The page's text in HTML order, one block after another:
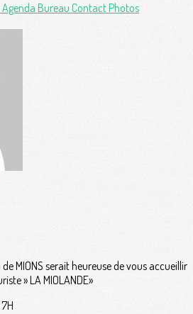
Agenda Bureau ContactPhotos
MIONS serait heureuse de vous accueillir
» LA MIOLANDE»